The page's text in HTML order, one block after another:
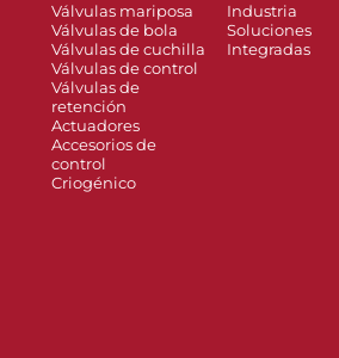
Válvulas mariposa
Válvulas de bola
Válvulas de cuchilla
Válvulas de control
Válvulas de
retención
Actuadores
Accesorios de
control
Criogénico
Industria
Soluciones
Integradas